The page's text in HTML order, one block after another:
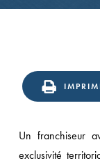
Un franchiseur
exclusivité